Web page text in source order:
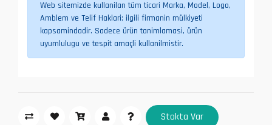
Web sitemizde kullanilan tüm ticari Marka, Model, Logo,
Amblem ve Telif Haklari; ilgili firmanin mülkiyeti
kapsamindadir. Sadece ürün tanimlamasi, ürün
uyumlulugu ve tespit amaçli kullanilmistir.
Stokta Var